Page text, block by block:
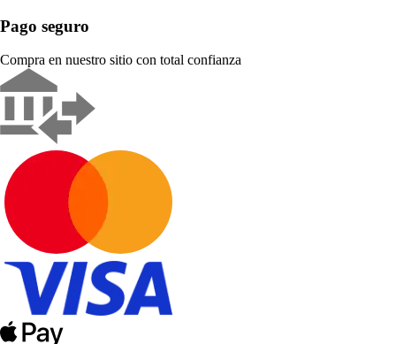
Pago seguro
Compra en nuestro sitio con total confianza